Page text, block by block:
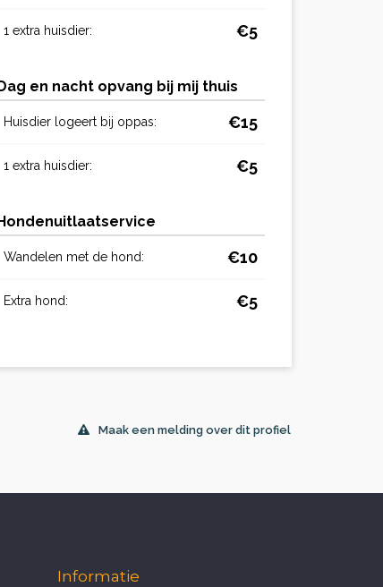
1 extra huisdier: €5
Dag en nacht opvang bij mij thuis
Huisdier logeert bij oppas: €15
1 extra huisdier: €5
Hondenuitlaatservice
Wandelen met de hond: €10
Extra hond: €5
Maak een melding over dit profiel
Informatie